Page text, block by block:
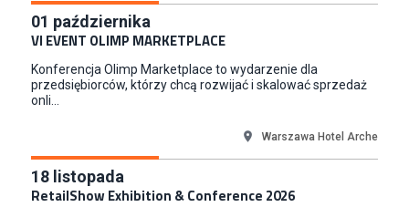
Junior RPA Developer (k/m)
TERG S.A.
01 października
VI EVENT OLIMP MARKETPLACE
Konferencja Olimp Marketplace to wydarzenie dla
przedsiębiorców, którzy chcą rozwijać i skalować sprzedaż
onli...
Warszawa Hotel Arche
18 listopada
RetailShow Exhibition & Conference 2026